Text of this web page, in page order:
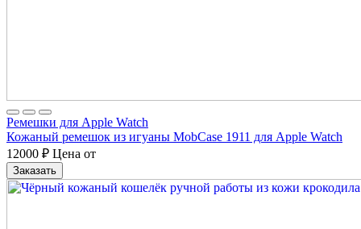
Ремешки для Apple Watch
Кожаный ремешок из игуаны MobCase 1911 для Apple Watch
12000 ₽ Цена от
Заказать